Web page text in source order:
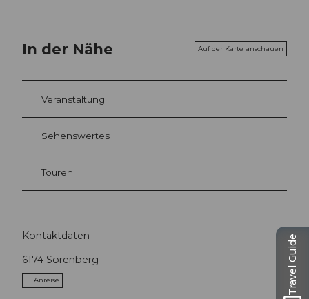
In der Nähe Auf der Karte anschauen
Veranstaltung
Sehenswertes
Touren
Kontaktdaten
6174 Sörenberg
Anreise Travel Guide